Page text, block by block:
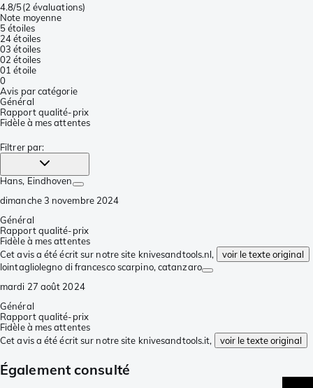
4.8/5(2 évaluations)
Note moyenne
5 étoiles
24 étoiles
03 étoiles
02 étoiles
01 étoile
0
Avis par catégorie
Général
Rapport qualité-prix
Fidèle à mes attentes
Filtrer par:
Hans, Eindhoven
dimanche 3 novembre 2024
Général
Rapport qualité-prix
Fidèle à mes attentes
Cet avis a été écrit sur notre site knivesandtools.nl,
voir le texte original
Iointagliolegno di francesco scarpino, catanzaro
mardi 27 août 2024
Général
Rapport qualité-prix
Fidèle à mes attentes
Cet avis a été écrit sur notre site knivesandtools.it,
voir le texte original
Également consulté